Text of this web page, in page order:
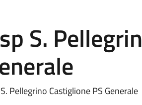
S.
Pellegrino Castiglione PS Generale